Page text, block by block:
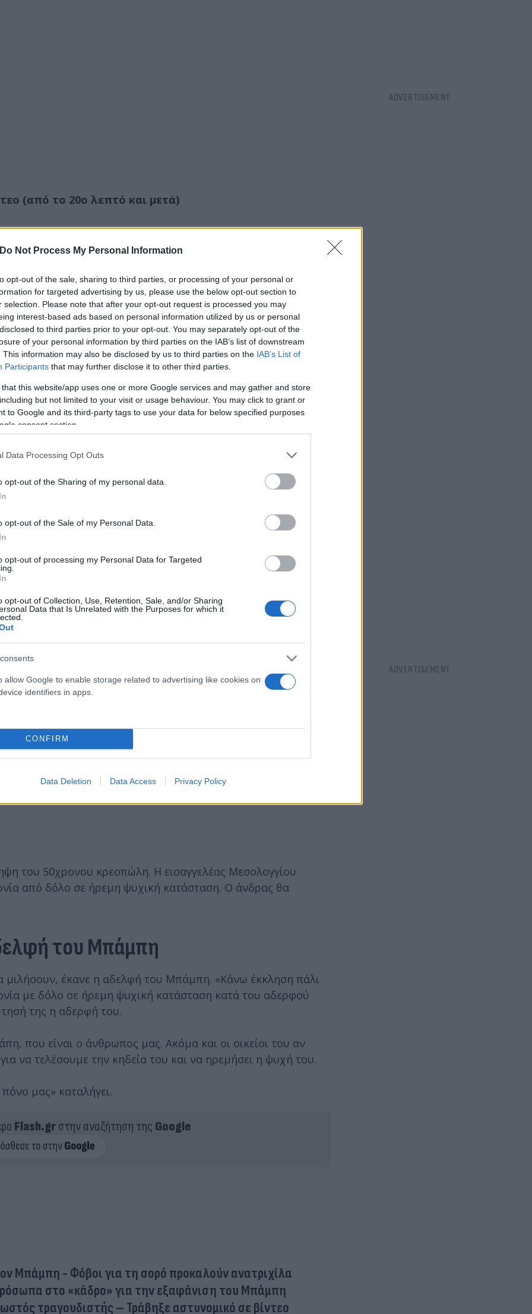
Do Not Process My Personal Information
opt-out of the sale, sharing to third parties, or processing of your personal or
for targeted advertising by us, please use the below opt-out section to
selection. Please note that after your opt-out request is processed you may
interest-based ads based on personal information utilized by us or personal
to third parties prior to your opt-out. You may separately opt-out of the
of your personal information by third parties on the IAB’s list of downstream
This information may also be disclosed by us to third parties on the IAB’s List of
Participants that may further disclose it to other third parties.
that this website/app uses one or more Google services and may gather and store
but not limited to your visit or usage behaviour. You may click to grant or
to Google and its third-party tags to use your data for below specified purposes
consent section.
Data Processing Opt Outs
opt-out of the Sharing of my personal data.
opt-out of the Sale of my Personal Data.
opt-out of processing my Personal Data for Targeted
opt-out of Collection, Use, Retention, Sale, and/or Sharing
Data that Is Unrelated with the Purposes for which it
allow Google to enable storage related to advertising like cookies on
identifiers in apps.
CONFIRM
Data Deletion Data Access Privacy Policy
(από το 20ο λεπτό και μετά)
σε όλη την περιοχή
πήρε την «πρωτοβουλία» και τον ψάχνει μόνη της σε όλο το
έστω και το ελάχιστο στοιχείο το οποίο θα φωτίσει την
του 50χρονου κρεοπώλη. Η εισαγγελέας Μεσολογγίου
από δόλο σε ήρεμη ψυχική κατάσταση. Ο άνδρας θα
του Μπάμπη
μιλήσουν, έκανε η αδελφή του Μπάμπη. «Κάνω έκκληση πάλι
με δόλο σε ήρεμη ψυχική κατάσταση κατά του αδερφού
της η αδερφή του.
που είναι ο άνθρωπος μας. Ακόμα και οι οικείοι του αν
να τελέσουμε την κηδεία του και να ηρεμήσει η ψυχή του.
μας» καταλήγει.
Flash.grστην αναζήτηση της Google
Μπάμπη - Φόβοι για τη σορό προκαλούν ανατριχίλα
στο «κάδρο» για την εξαφάνιση του Μπάμπη
τραγουδιστής – Τράβηξε αστυνομικό σε βίντεο